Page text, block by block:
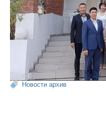
Новости архив